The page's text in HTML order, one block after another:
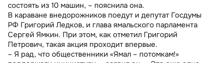
состоять из 10 машин, – пояснила она.
В караване внедорожников поедут и депутат Госдумы
РФ Григорий Ледков, и глава ямальского парламента
Сергей Ямкин. При этом, как отметил Григорий
Петрович, такая акция проходит впервые.
– Я рад, что общественники «Ямал – потомкам!»